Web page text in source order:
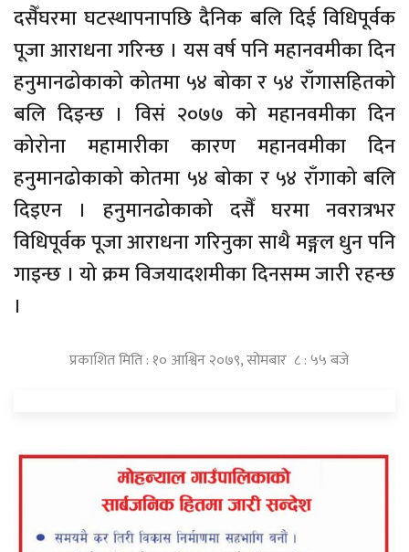
दसैँघरमा घटस्थापनापछि दैनिक बलि दिई विधिपूर्वक
पूजा आराधना गरिन्छ । यस वर्ष पनि महानवमीका दिन
हनुमानढोकाको कोतमा ५४ बोका र ५४ राँगासहितको
बलि दिइन्छ । विसं २०७७ को महानवमीका दिन
कोरोना महामारीका कारण महानवमीका दिन
हनुमानढोकाको कोतमा ५४ बोका र ५४ राँगाको बलि
दिइएन । हनुमानढोकाको दसैँ घरमा नवरात्रभर
विधिपूर्वक पूजा आराधना गरिनुका साथै मङ्गल धुन पनि
गाइन्छ । यो क्रम विजयादशमीका दिनसम्म जारी रहन्छ
।
प्रकाशित मिति : १० आश्विन २०७९, सोमबार ८ : ५५ बजे